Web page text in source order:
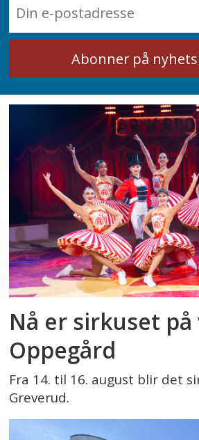
Nå er sirkuset
Oppegård
Fra 14. til 16. august blir det
Greverud.